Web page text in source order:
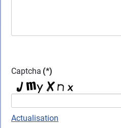
Captcha (*)
Actualisation